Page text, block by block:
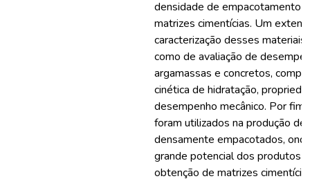
densidade de empacotamento
matrizes cimentícias. Um
caracterização desses
como de avaliação de
argamassas e concretos,
cinética de hidratação,
desempenho mecânico. Por
foram utilizados na produção de
densamente empacotados,
grande potencial dos produtos
obtenção de matrizes